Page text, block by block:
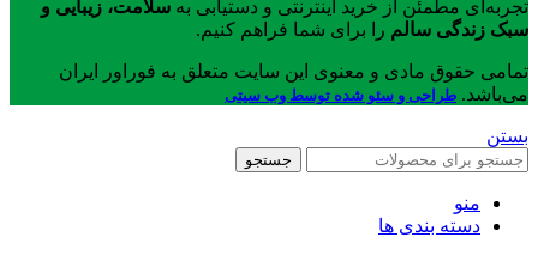
تجربه‌ای مطمئن از خرید اینترنتی و دستیابی به سلامت، زیبایی و
سبک زندگی سالم را برای شما فراهم کنیم.
تمامی حقوق مادی و معنوی این سایت متعلق به فوراور ایران
می‌باشد. طراحی و سئو شده توسط وب سیتی
بستن
جستجو
منو
دسته بندی ها